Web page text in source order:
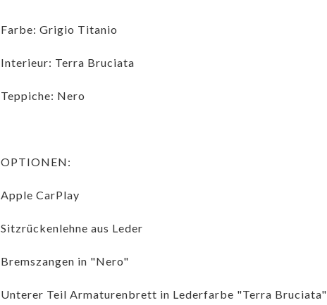
Farbe: Grigio Titanio
Interieur: Terra Bruciata
Teppiche: Nero
OPTIONEN:
Apple CarPlay
Sitzrückenlehne aus Leder
Bremszangen in "Nero"
Unterer Teil Armaturenbrett in Lederfarbe "Terra Bruciata"